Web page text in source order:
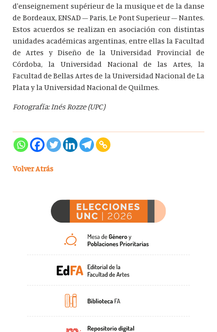
d'enseignement supérieur de la musique et de la danse
de Bordeaux, ENSAD – Paris, Le Pont Superieur – Nantes.
Estos acuerdos se realizan en asociación con distintas
unidades académicas argentinas, entre ellas la Facultad
de Artes y Diseño de la Universidad Provincial de
Córdoba, la Universidad Nacional de las Artes, la
Facultad de Bellas Artes de la Universidad Nacional de La
Plata y la Universidad Nacional de Quilmes.
Fotografía: Inés Rozze (UPC)
Volver Atrás